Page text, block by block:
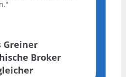
Greiner
Broker